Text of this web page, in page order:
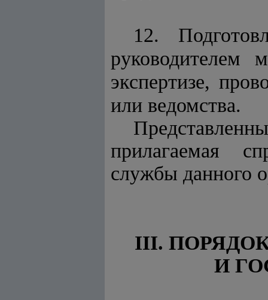
12.
руководителем
экспертизе,
или ведомства.
прилагаемая
службы данного
III.
И